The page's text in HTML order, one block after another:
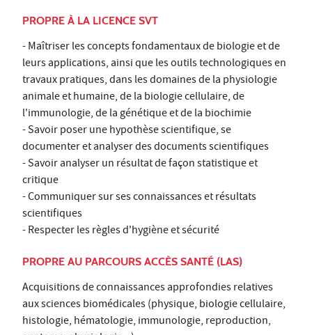
PROPRE À LA LICENCE SVT
- Maîtriser les concepts fondamentaux de biologie et de
leurs applications, ainsi que les outils technologiques en
travaux pratiques, dans les domaines de la physiologie
animale et humaine, de la biologie cellulaire, de
l'immunologie, de la génétique et de la biochimie
- Savoir poser une hypothèse scientifique, se
documenter et analyser des documents scientifiques
- Savoir analyser un résultat de façon statistique et
critique
- Communiquer sur ses connaissances et résultats
scientifiques
- Respecter les règles d'hygiène et sécurité
PROPRE AU PARCOURS ACCÈS SANTÉ (LAS)
Acquisitions de connaissances approfondies relatives
aux sciences biomédicales (physique, biologie cellulaire,
histologie, hématologie, immunologie, reproduction,